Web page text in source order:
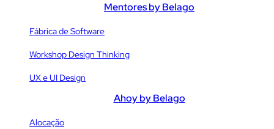
Mentores by Belago
Fábrica de Software
Workshop Design Thinking
UX e UI Design
Ahoy by Belago
Alocação